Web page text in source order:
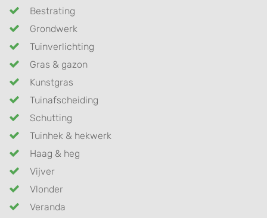
Bestrating
Grondwerk
Tuinverlichting
Gras & gazon
Kunstgras
Tuinafscheiding
Schutting
Tuinhek & hekwerk
Haag & heg
Vijver
Vlonder
Veranda